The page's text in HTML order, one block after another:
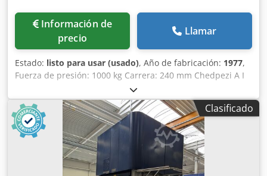
Información de
precio
Llamar
Estado: listo para usar (usado), Año de fabricación: 1977,
Fuerza de presión: 1000 kg Carrera: 240 mm Chedpezi A I
Tsfx Acioa Voladizo: 150 mm Diámetro de la mesa: 180 mm
3 aberturas en la mesa: 16, 45 y 55 mm Espacio requerido:
600 x 420 x 1500 mm
Clasificado